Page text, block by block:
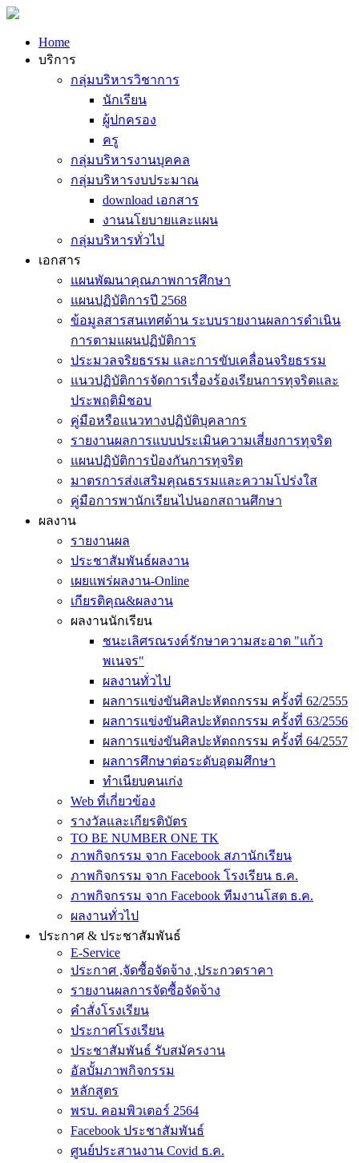
Home
บริการ
กลุ่มบริหารวิชาการ
นักเรียน
ผู้ปกครอง
ครู
กลุ่มบริหารงานบุคคล
กลุ่มบริหารงบประมาณ
download เอกสาร
งานนโยบายและแผน
กลุ่มบริหารทั่วไป
เอกสาร
แผนพัฒนาคุณภาพการศึกษา
แผนปฏิบัติการปี 2568
ข้อมูลสารสนเทศด้าน ระบบรายงานผลการดำเนิน
การตามแผนปฏิบัติการ
ประมวลจริยธรรม และการขับเคลื่อนจริยธรรม
แนวปฏิบัติการจัดการเรื่องร้องเรียนการทุจริตและ
ประพฤติมิชอบ
คู่มือหรือแนวทางปฏิบัติบุคลากร
รายงานผลการแบบประเมินความเสี่ยงการทุจริต
แผนปฏิบัติการป้องกันการทุจริต
มาตรการส่งเสริมคุณธรรมและความโปร่งใส
คู่มือการพานักเรียนไปนอกสถานศึกษา
ผลงาน
รายงานผล
ประชาสัมพันธ์ผลงาน
เผยแพร่ผลงาน-Online
เกียรติคุณ&ผลงาน
ผลงานนักเรียน
ชนะเลิศรณรงค์รักษาความสะอาด "แก้ว
พเนจร"
ผลงานทั่วไป
ผลการแข่งขันศิลปะหัตถกรรม ครั้งที่ 62/2555
ผลการแข่งขันศิลปะหัตถกรรม ครั้งที่ 63/2556
ผลการแข่งขันศิลปะหัตถกรรม ครั้งที่ 64/2557
ผลการศึกษาต่อระดับอุดมศึกษา
ทำเนียบคนเก่ง
Web ที่เกี่ยวข้อง
รางวัลและเกียรติบัตร
TO BE NUMBER ONE TK
ภาพกิจกรรม จาก Facebook สภานักเรียน
ภาพกิจกรรม จาก Facebook โรงเรียน ธ.ค.
ภาพกิจกรรม จาก Facebook ทีมงานโสต ธ.ค.
ผลงานทั่วไป
ประกาศ & ประชาสัมพันธ์
E-Service
ประกาศ ,จัดซื้อจัดจ้าง ,ประกวดราคา
รายงานผลการจัดซื้อจัดจ้าง
คำสั่งโรงเรียน
ประกาศโรงเรียน
ประชาสัมพันธ์ รับสมัครงาน
อัลบั้มภาพกิจกรรม
หลักสูตร
พรบ. คอมพิวเตอร์ 2564
Facebook ประชาสัมพันธ์
ศูนย์ประสานงาน Covid ธ.ค.